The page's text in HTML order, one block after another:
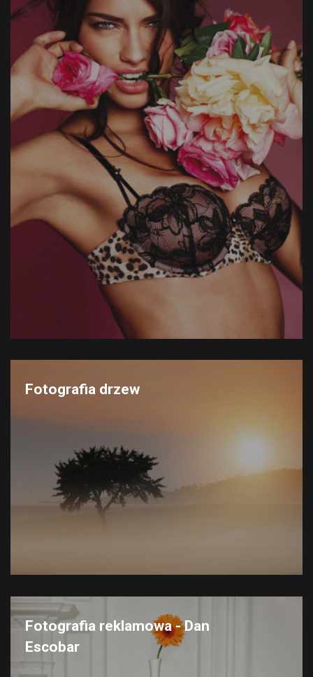
Fotografia drzew
Fotografia reklamowa - Dan
Escobar